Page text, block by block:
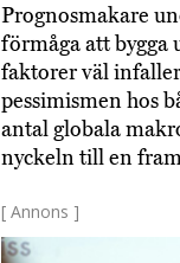
Prognosmakare
förmåga att bygga
faktorer väl
pessimismen hos
antal globala
nyckeln till en
[ Annons ]